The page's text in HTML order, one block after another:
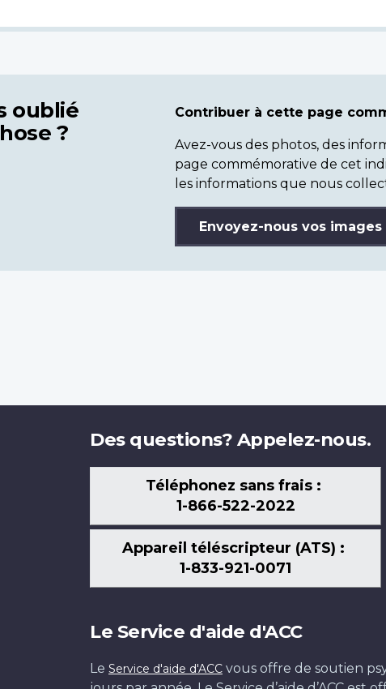
oublié
?
Contribuer à cette page
Avez-vous des photos, des
page commémorative de cet
les informations que nous
Envoyez-nous vos images
Des questions? Appelez-nous.
Téléphonez sans frais :
1-866-522-2022
Appareil téléscripteur (ATS) :
1-833-921-0071
Le Service d'aide d'ACC
Le Service d'aide d'ACC vous offre de soutien